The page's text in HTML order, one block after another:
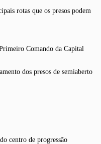
rotas que os presos podem
Comando da Capital
dos presos de semiaberto
centro de progressão